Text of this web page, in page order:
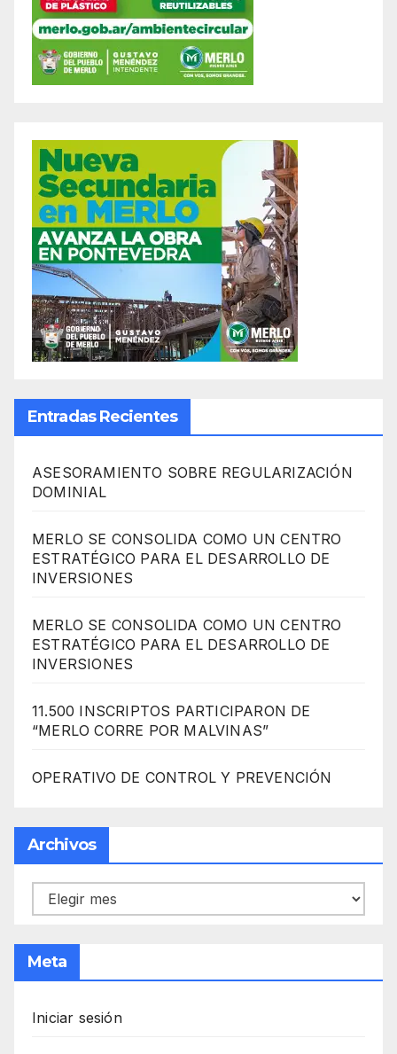
Entradas Recientes
ASESORAMIENTO SOBRE REGULARIZACIÓN
DOMINIAL
MERLO SE CONSOLIDA COMO UN CENTRO
ESTRATÉGICO PARA EL DESARROLLO DE
INVERSIONES
MERLO SE CONSOLIDA COMO UN CENTRO
ESTRATÉGICO PARA EL DESARROLLO DE
INVERSIONES
11.500 INSCRIPTOS PARTICIPARON DE
“MERLO CORRE POR MALVINAS”
OPERATIVO DE CONTROL Y PREVENCIÓN
Archivos
Archivos
Meta
Iniciar sesión